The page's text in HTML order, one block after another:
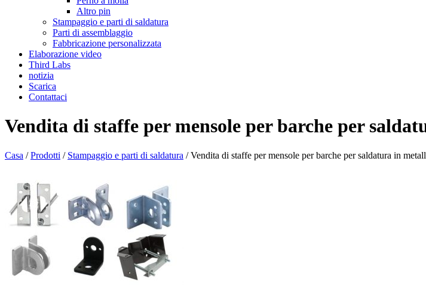
Altro pin
Stampaggio e parti di saldatura
Parti di assemblaggio
Fabbricazione personalizzata
Elaborazione video
Third Labs
notizia
Scarica
Contattaci
Vendita di staffe per mensole per barche per
Casa /Prodotti / Stampaggio e parti di saldatura /Vendita di staffe per mensole per barche per saldatura in